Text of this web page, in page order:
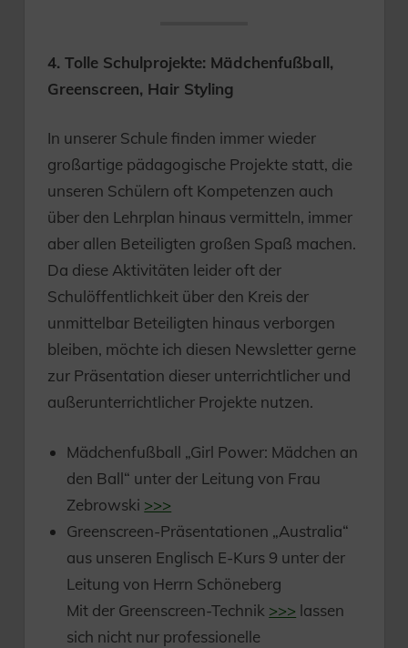
4. Tolle Schulprojekte: Mädchenfußball,
Greenscreen, Hair Styling
In unserer Schule finden immer wieder
großartige pädagogische Projekte statt, die
unseren Schülern oft Kompetenzen auch
über den Lehrplan hinaus vermitteln, immer
aber allen Beteiligten großen Spaß machen.
Da diese Aktivitäten leider oft der
Schulöffentlichkeit über den Kreis der
unmittelbar Beteiligten hinaus verborgen
bleiben, möchte ich diesen Newsletter gerne
zur Präsentation dieser unterrichtlicher und
außerunterrichtlicher Projekte nutzen.
Mädchenfußball „Girl Power: Mädchen an
den Ball“ unter der Leitung von Frau
Zebrowski >>>
Greenscreen-Präsentationen „Australia“
aus unseren Englisch E-Kurs 9 unter der
Leitung von Herrn Schöneberg
Mit der Greenscreen-Technik >>> lassen
sich nicht nur professionelle